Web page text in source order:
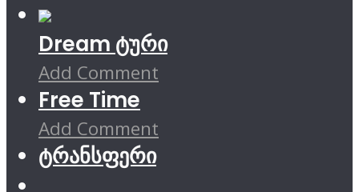
Dream ტური
Add Comment
Free Time
Add Comment
ტრანსფერი